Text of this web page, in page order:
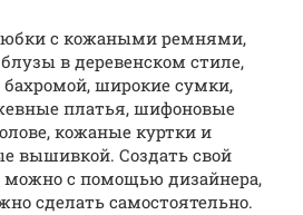
юбки с кожаными ремнями,
в деревенском стиле,
бахромой, широкие сумки,
платья, шифоновые
кожаные куртки и
вышивкой. Создать свой
можно с помощью дизайнера,
сделать самостоятельно.